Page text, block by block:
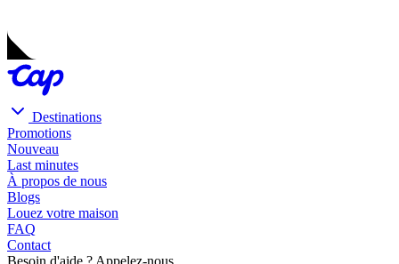
Destinations
Promotions
Nouveau
Last minutes
À propos de nous
Blogs
Louez votre maison
FAQ
Contact